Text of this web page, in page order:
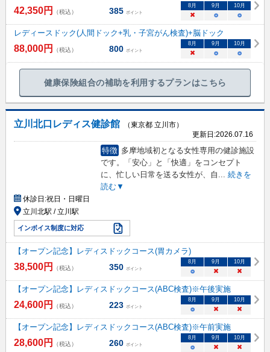
42,350円 （税込） 385 ポイント
8 月 9 月 10月
× ○ ○
レディースドック(人間ドック+乳・子宮がん検査)+脳ドック
88,000円 （税込） 800 ポイント
8 月 9 月 10月
× ○ ○
健康保険組合の補助を利用するプランはこちら
立川北口レディス健診館
（東京都 立川市）
更新日:2026.07.16
特徴 多摩地域初となる女性専用の健診施設
です。「安心」と「快適」をコンセプト
に、忙しい日常を送る女性が、自
続きを
読む▼
休診日:祝日・日曜日
立川北駅 / 立川駅
インボイス制度に対応
【オープン記念】レディスドックコース(胃カメラ)
38,500円 （税込） 350 ポイント
8 月 9 月 10月
○ × ×
【オープン記念】レディスドックコース(ABC検査)※午後実施
24,600円 （税込） 223 ポイント
8 月 9 月 10月
○ × ×
【オープン記念】レディスドックコース(ABC検査)※午前実施
28,600円 （税込） 260 ポイント
8 月 9 月 10月
○ × ×